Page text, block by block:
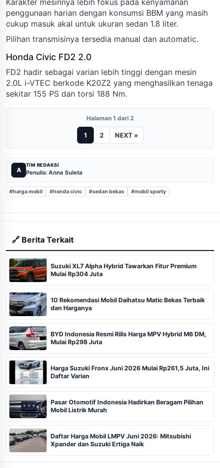
penggunaan harian dengan konsumsi BBM yang masih
cukup masuk akal untuk ukuran sedan 1.8 liter.
Pilihan transmisinya tersedia manual dan automatic.
Honda Civic FD2 2.0
FD2 hadir sebagai varian lebih tinggi dengan mesin
2.0L i-VTEC berkode K20Z2 yang menghasilkan tenaga
sekitar 155 PS dan torsi 188 Nm.
Halaman 1 dari 2
1 2 NEXT »
A
TIM REDAKSI
Penulis: Anna Suleta
#harga mobil #honda civic #sedan bekas #mobil sporty
🔗 Berita Terkait
Suzuki XL7 Alpha Hybrid Tawarkan Fitur Premium
Mulai Rp304 Juta
10 Rekomendasi Mobil Daihatsu Matic Bekas Terbaik
dan Harganya
BYD Indonesia Resmi Rilis Harga MPV Hybrid M6 DM,
Mulai Rp298 Juta
Harga Suzuki Fronx Juni 2026 Mulai Rp261,5 Juta, Ini
Daftar Varian
Pasar Otomotif Indonesia Hadirkan Beragam Pilihan
Mobil Listrik Murah
Daftar Harga Mobil LMPV Juni 2026: Mitsubishi
Xpander dan Suzuki Ertiga Naik